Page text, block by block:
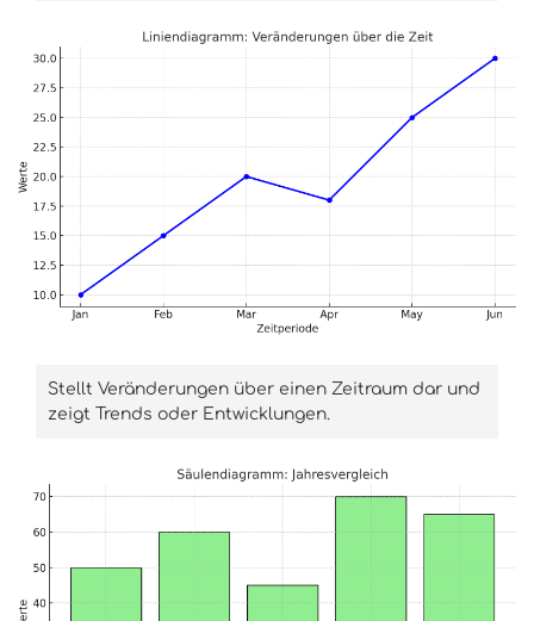
Stellt Veränderungen über einen Zeitraum dar und
zeigt Trends oder Entwicklungen.